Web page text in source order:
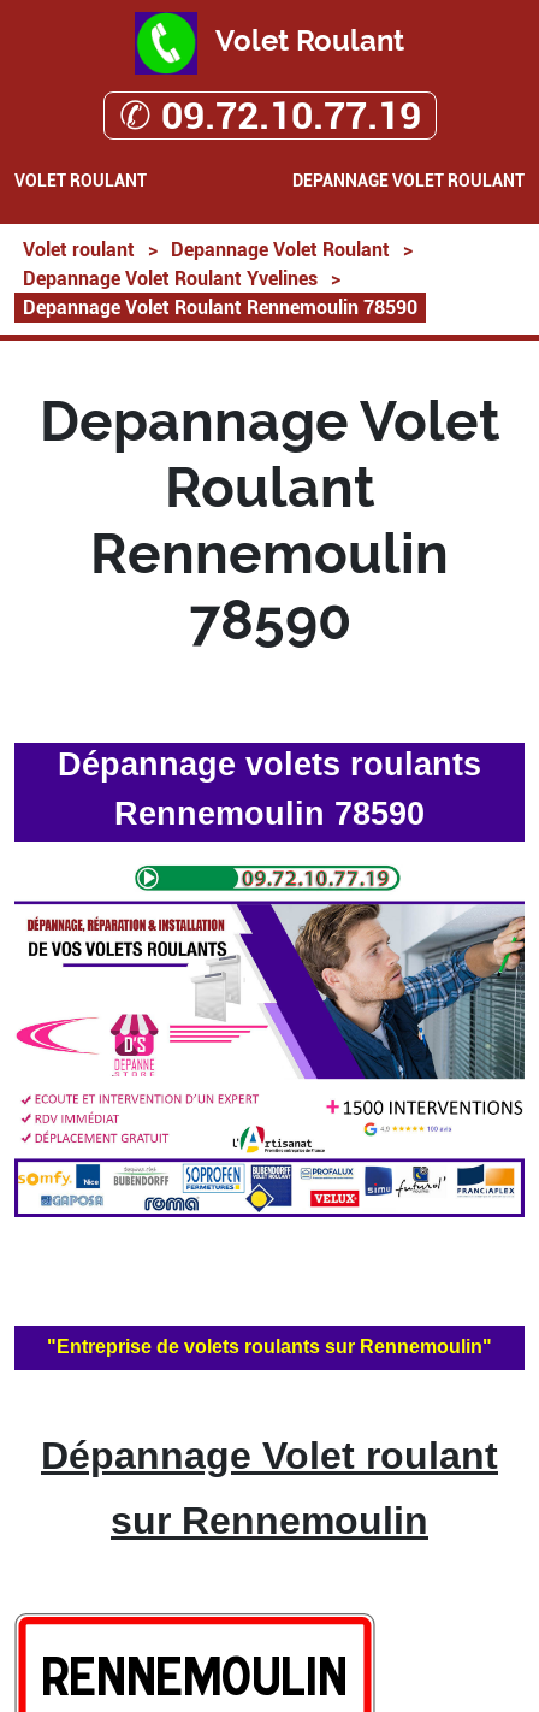
Volet Roulant
✆ 09.72.10.77.19
VOLET ROULANT DEPANNAGE VOLET ROULANT
Volet roulant > Depannage Volet Roulant
>
Depannage Volet Roulant Yvelines
>
Depannage Volet Roulant Rennemoulin 78590
Depannage Volet
Roulant
Rennemoulin
78590
Dépannage volets roulants
Rennemoulin 78590
"Entreprise de volets roulants sur Rennemoulin"
Dépannage Volet roulant
sur Rennemoulin